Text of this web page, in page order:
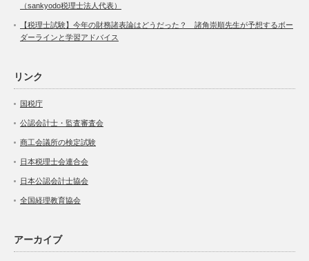
（sankyodo税理士法人代表）
【税理士試験】今年の財務諸表論はどうだった？ 諸角崇順先生が予想するボー
ダーラインと学習アドバイス
リンク
国税庁
公認会計士・監査審査会
商工会議所の検定試験
日本税理士会連合会
日本公認会計士協会
全国経理教育協会
アーカイブ